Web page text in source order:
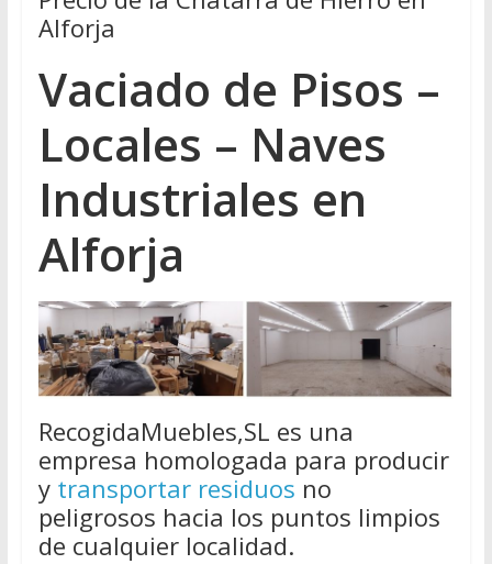
Alforja
Vaciado de Pisos –
Locales – Naves
Industriales en
Alforja
RecogidaMuebles,SL es una
empresa homologada para producir
y transportar residuos no
peligrosos hacia los puntos limpios
de cualquier localidad.